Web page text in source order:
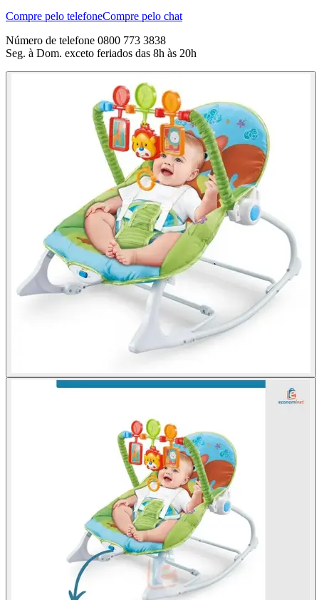
Compre pelo telefoneCompre pelo chat
Número de telefone 0800 773 3838
Seg. à Dom. exceto feriados das 8h às 20h